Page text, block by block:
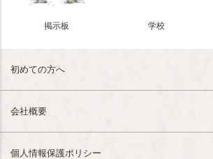
掲示板 学校
初めての方へ
会社概要
個人情報保護ポリシー